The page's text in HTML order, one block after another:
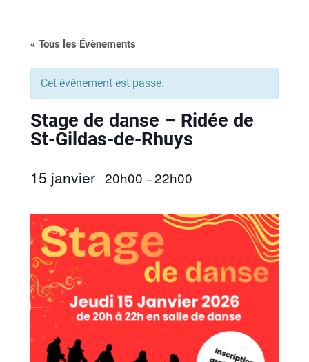
Rennes
« Tous les Évènements
Cet évènement est passé.
Stage de danse – Ridée de
St-Gildas-de-Rhuys
15 janvier , 20h00 –22h00